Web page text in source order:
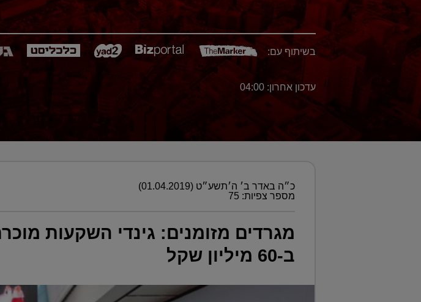
בשיתוף עם:
עדכון אחרון: 04:00
כ״ה באדר ב׳ ה׳תשע״ט (01.04.2019)
מספר צפיות: 75
מגרדים מזומנים: גינדי השקעות
ב-60 מיליון שקל